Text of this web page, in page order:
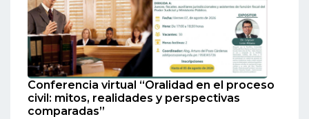
Conferencia virtual “Oralidad en el proceso
civil: mitos, realidades y perspectivas
comparadas”